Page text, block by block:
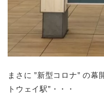
まさに ”新型コロナ” の幕
トウェイ駅”・・・